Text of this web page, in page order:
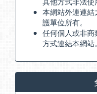
本網站外連連
護單位所有。
任何個人或非
方式連結本網站。